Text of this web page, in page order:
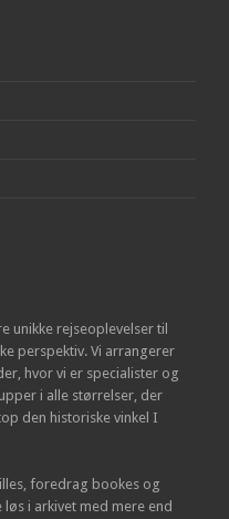
unikke rejseoplevelser til
perspektiv. Vi arrangerer
hvor vi er specialister og
i alle størrelser, der
den historiske vinkel I
foredrag bookes og
i arkivet med mere end